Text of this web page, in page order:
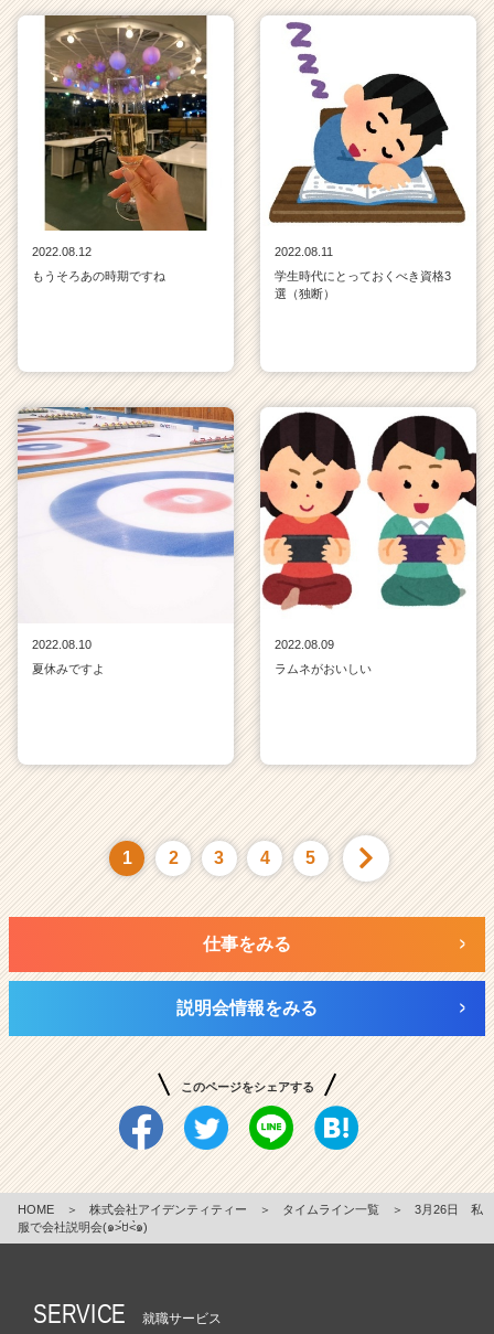
2022.08.12
もうそろあの時期ですね
2022.08.11
学生時代にとっておくべき資格3
選（独断）
2022.08.10
夏休みですよ
2022.08.09
ラムネがおいしい
1 2 3 4 5
仕事をみる
説明会情報をみる
このページをシェアする
HOME ＞ 株式会社アイデンティティー ＞ タイムライン一覧 ＞
3月26日 私
服で会社説明会(๑˃́ꇴ˂̀๑)
SERVICE 就職サービス